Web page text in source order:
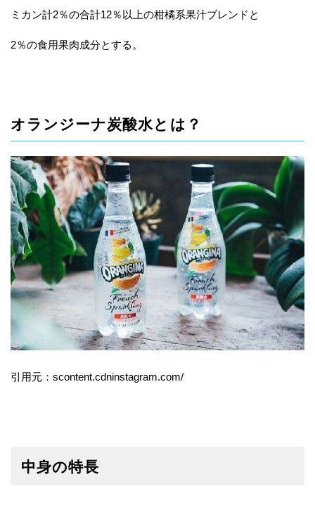
ミカン計2％の合計12％以上の柑橘系果汁ブレンドと
2％の食用果肉成分とする。
オランジーナ炭酸水とは？
引用元：scontent.cdninstagram.com/
中身の特長